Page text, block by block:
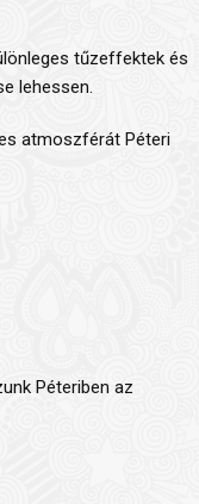
tűzeffektek és
lehessen.
atmoszférát Péteri
Péteriben az